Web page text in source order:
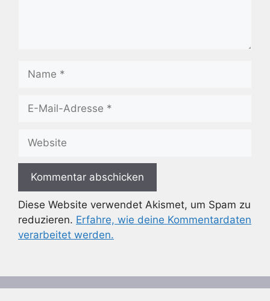
Name
Website
Diese Website verwendet Akismet, um Spam zu
reduzieren. Erfahre, wie deine Kommentardaten
verarbeitet werden.